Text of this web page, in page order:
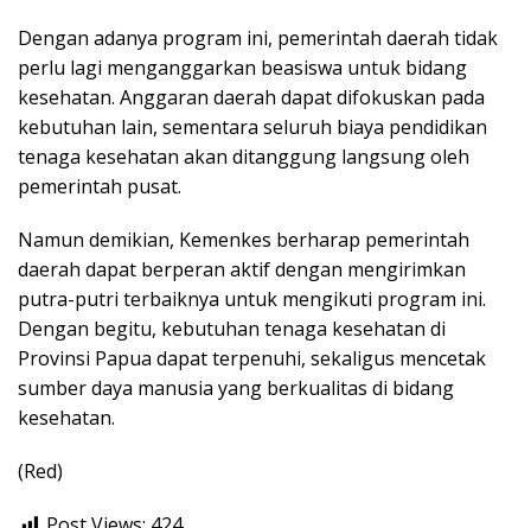
Dengan adanya program ini, pemerintah daerah tidak
perlu lagi menganggarkan beasiswa untuk bidang
kesehatan. Anggaran daerah dapat difokuskan pada
kebutuhan lain, sementara seluruh biaya pendidikan
tenaga kesehatan akan ditanggung langsung oleh
pemerintah pusat.
Namun demikian, Kemenkes berharap pemerintah
daerah dapat berperan aktif dengan mengirimkan
putra-putri terbaiknya untuk mengikuti program ini.
Dengan begitu, kebutuhan tenaga kesehatan di
Provinsi Papua dapat terpenuhi, sekaligus mencetak
sumber daya manusia yang berkualitas di bidang
kesehatan.
(Red)